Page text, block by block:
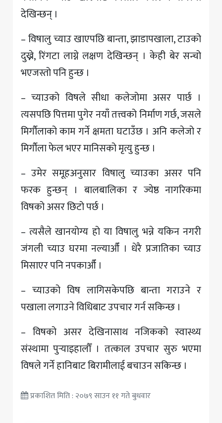
देखिन्छन् ।
– विषालु च्याउ खाएपछि बान्ता, झाडापखाला, टाउको
दुख्ने, रिंगटा लाग्ने लक्षण देखिन्छन् । केही बेर सन्चो
भएजस्तो पनि हुन्छ ।
– च्याउको विषले सीधा कलेजोमा असर पार्छ ।
त्यसपछि पित्तमा पुगेर नयाँ तत्त्वको निर्माण गर्छ, जसले
मिर्गौलाको काम गर्ने क्षमता घटाउँछ । अनि कलेजो र
मिर्गौला फेल भएर मानिसको मृत्यु हुन्छ ।
– उमेर समूहअनुसार विषालु च्याउका असर पनि
फरक हुन्छन् । बालबालिका र ज्येष्ठ नागरिकमा
विषको असर छिटो पर्छ ।
– त्यसैले खानयोग्य हो या विषालु भन्ने यकिन नगरी
जंगली च्याउ घरमा नल्याऔँ । धेरै प्रजातिका च्याउ
मिसाएर पनि नपकाऔँ ।
– च्याउको विष लागिसकेपछि बान्ता गराउने र
पखाला लगाउने विधिबाट उपचार गर्न सकिन्छ ।
– विषको असर देखिनासाथ नजिकको स्वास्थ्य
संस्थामा पुर्‍याइहालौँ । तत्काल उपचार सुरु भएमा
विषले गर्ने हानिबाट बिरामीलाई बचाउन सकिन्छ ।
प्रकाशित मिति : २०७९ साउन ११ गते बुधवार